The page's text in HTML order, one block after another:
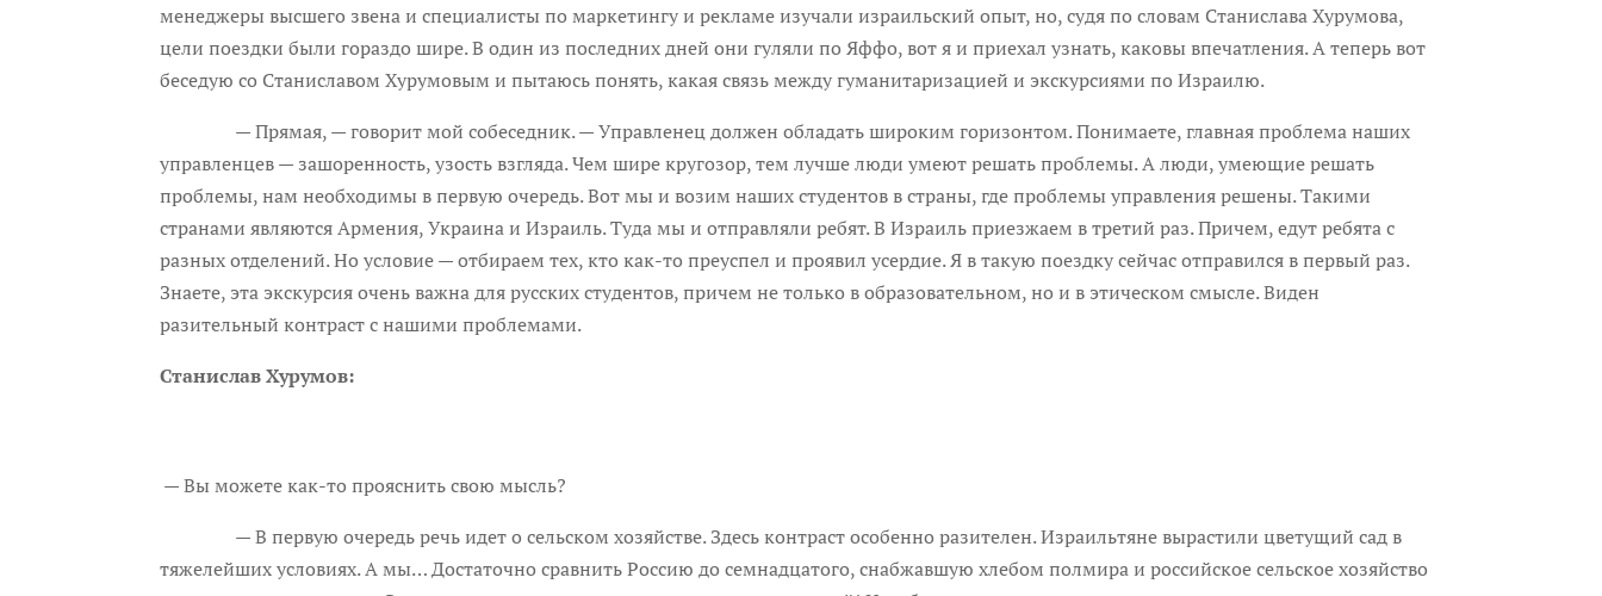
менеджеры высшего звена и специалисты по маркетингу и рекламе изучали израильский опыт, но, судя по словам Станислава Хурумова,
цели поездки были гораздо шире. В один из последних дней они гуляли по Яффо, вот я и приехал узнать, каковы впечатления. А теперь вот
беседую со Станиславом Хурумовым и пытаюсь понять, какая связь между гуманитаризацией и экскурсиями по Израилю.
— Прямая, — говорит мой собеседник. — Управленец должен обладать широким горизонтом. Понимаете, главная проблема наших
управленцев — зашоренность, узость взгляда. Чем шире кругозор, тем лучше люди умеют решать проблемы. А люди, умеющие решать
проблемы, нам необходимы в первую очередь. Вот мы и возим наших студентов в страны, где проблемы управления решены. Такими
странами являются Армения, Украина и Израиль. Туда мы и отправляли ребят. В Израиль приезжаем в третий раз. Причем, едут ребята с
разных отделений. Но условие — отбираем тех, кто как-то преуспел и проявил усердие. Я в такую поездку сейчас отправился в первый раз.
Знаете, эта экскурсия очень важна для русских студентов, причем не только в образовательном, но и в этическом смысле. Виден
разительный контраст с нашими проблемами.
Станислав Хурумов:
— Вы можете как-то прояснить свою мысль?
— В первую очередь речь идет о сельском хозяйстве. Здесь контраст особенно разителен. Израильтяне вырастили цветущий сад в
тяжелейших условиях. А мы… Достаточно сравнить Россию до семнадцатого, снабжавшую хлебом полмира и российское сельское хозяйство